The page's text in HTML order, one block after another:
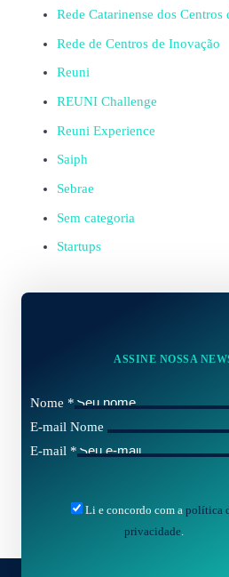
Rede Catarinense dos Centros
Rede de Centros de Inovação
Reuni
REUNI Challenge
Reuni Experience
Saiph
Sebrae
Sem categoria
Startups
ASSINE NOSSA
Nome *
E-mail Nome
E-mail *
Li e concordo com a política
privacidade